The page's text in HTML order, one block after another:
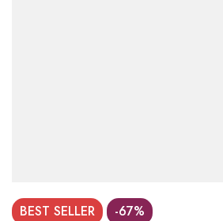
BEST SELLER -67%